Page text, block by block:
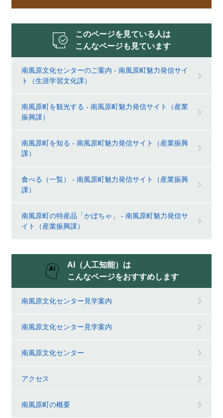
このページを見ている人は
こんなページも見ています
南風原文化センターのご案内 - 南風原町魅力発信サイ
ト（生涯学習文化課）
南風原町を観光する - 南風原町魅力発信サイト（産業
振興課）
南風原町を知る - 南風原町魅力発信サイト（産業振興
課）
食べる（一覧） - 南風原町魅力発信サイト（産業振興
課）
南風原町の特産品「かぼちゃ」 - 南風原町魅力発信サ
イト（産業振興課）
AI（人工知能）は
こんなページをおすすめします
南風原文化センター見学案内
南風原文化センター見学案内
南風原文化センター
アクセス
南風原町の概要